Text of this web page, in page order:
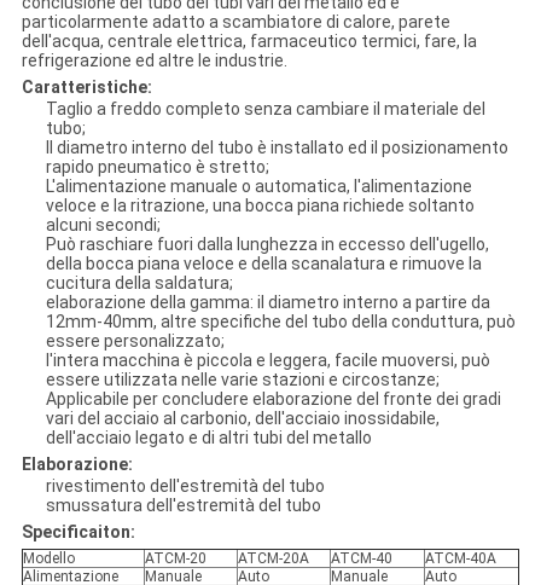
particolarmente adatto a scambiatore di calore, parete
dell'acqua, centrale elettrica, farmaceutico termici, fare, la
refrigerazione ed altre le industrie.
Caratteristiche:
Taglio a freddo completo senza cambiare il materiale del
tubo;
Il diametro interno del tubo è installato ed il posizionamento
rapido pneumatico è stretto;
L'alimentazione manuale o automatica, l'alimentazione
veloce e la ritrazione, una bocca piana richiede soltanto
alcuni secondi;
Può raschiare fuori dalla lunghezza in eccesso dell'ugello,
della bocca piana veloce e della scanalatura e rimuove la
cucitura della saldatura;
elaborazione della gamma: il diametro interno a partire da
12mm-40mm, altre specifiche del tubo della conduttura, può
essere personalizzato;
l'intera macchina è piccola e leggera, facile muoversi, può
essere utilizzata nelle varie stazioni e circostanze;
Applicabile per concludere elaborazione del fronte dei gradi
vari del acciaio al carbonio, dell'acciaio inossidabile,
dell'acciaio legato e di altri tubi del metallo
Elaborazione:
rivestimento dell'estremità del tubo
smussatura dell'estremità del tubo
Specificaiton:
Modello ATCM-20 ATCM-20A ATCM-40
ATCM-40A
Alimentazione
Manuale Auto Manuale
Auto